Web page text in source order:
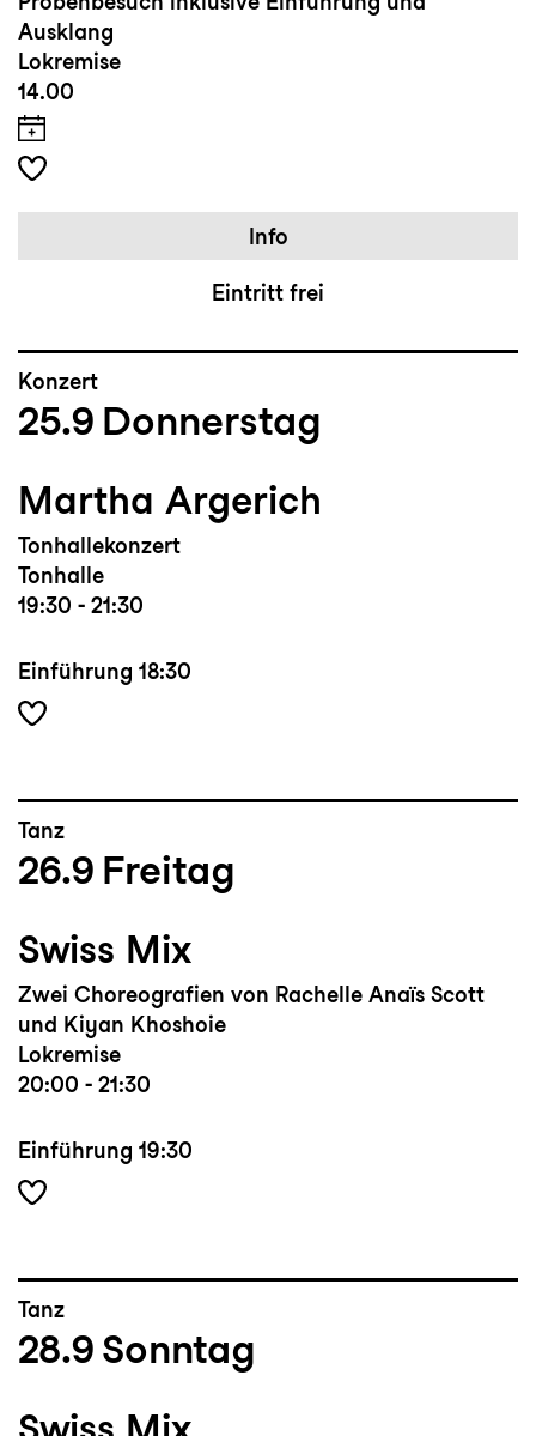
Ausklang
Lokremise
14.00
Info
Eintritt frei
Konzert
25.9 Donnerstag
Martha Argerich
Tonhallekonzert
Tonhalle
19:30 - 21:30
Einführung 18:30
Tanz
26.9 Freitag
Swiss Mix
Zwei Choreografien von Rachelle Anaïs Scott
und Kiyan Khoshoie
Lokremise
20:00 - 21:30
Einführung 19:30
Tanz
28.9 Sonntag